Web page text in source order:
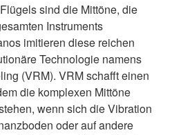
sind die Mittöne, die
Instruments
imitieren diese reichen
Technologie namens
(VRM). VRM schafft einen
die komplexen Mittöne
wenn sich die Vibration
oder auf andere